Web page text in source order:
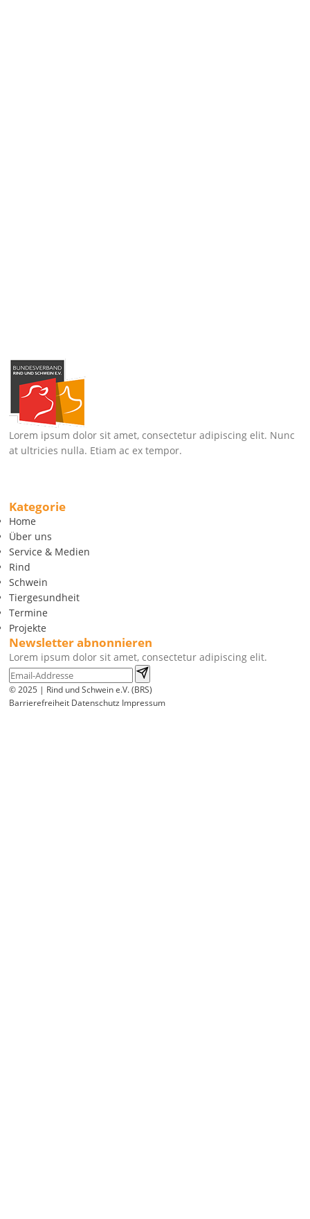
Lorem ipsum dolor sit amet, consectetur adipiscing elit. Nunc
at ultricies nulla. Etiam ac ex tempor.
Kategorie
Home
Über uns
Service & Medien
Rind
Schwein
Tiergesundheit
Termine
Projekte
Newsletter abnonnieren
Lorem ipsum dolor sit amet, consectetur adipiscing elit.
© 2025 | Rind und Schwein e.V. (BRS)
Barrierefreiheit Datenschutz Impressum